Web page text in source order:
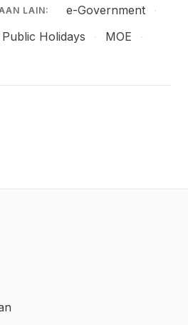
LAIN: e-Government
Public Holidays MOE